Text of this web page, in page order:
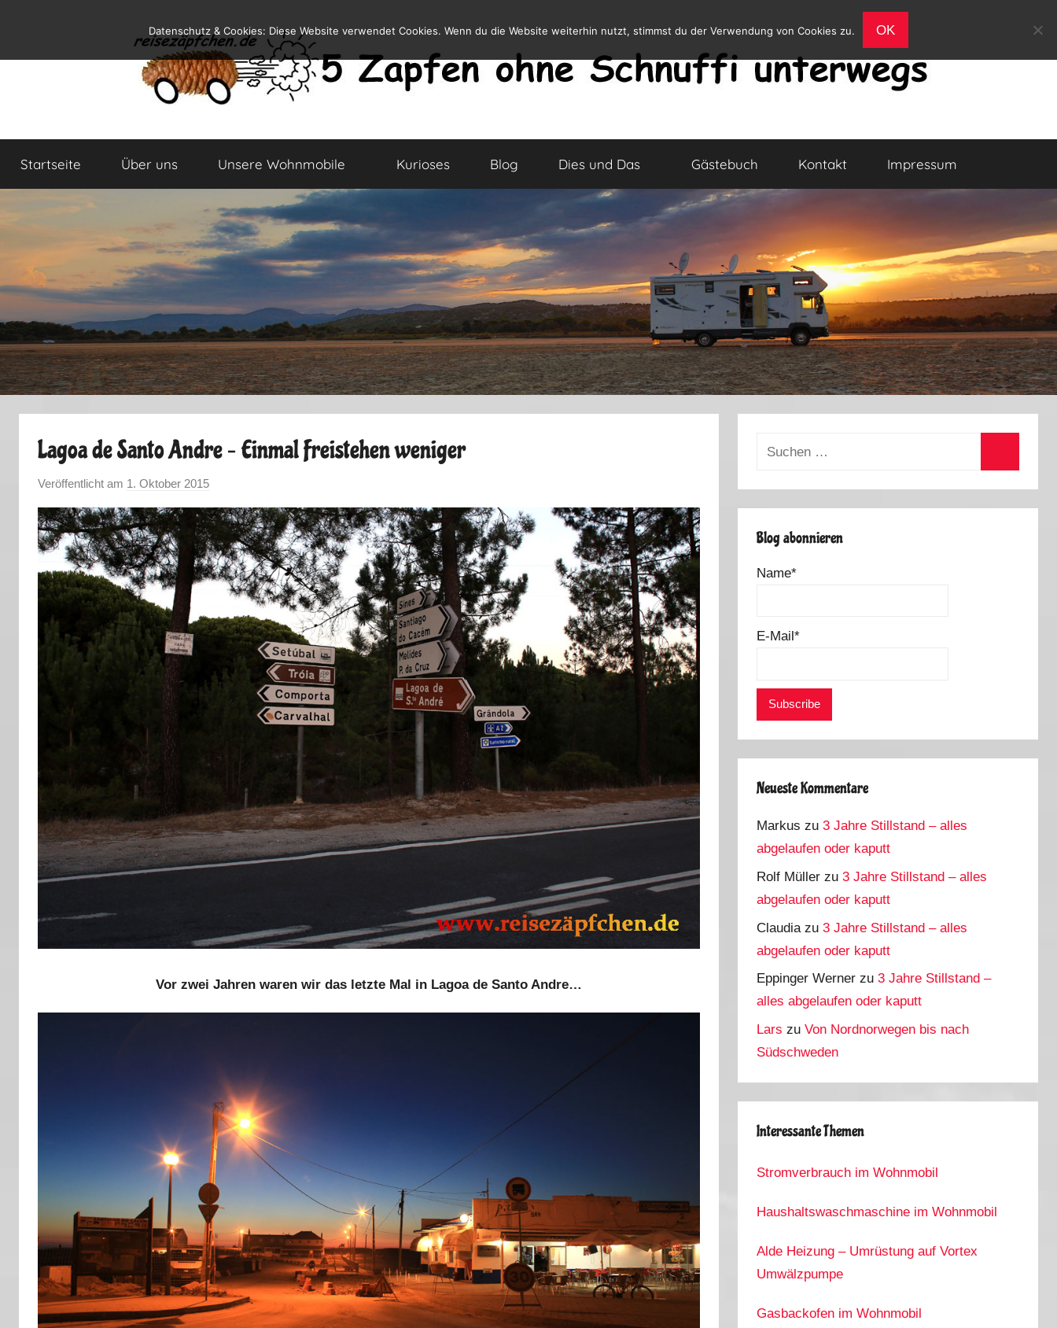
springen
Reiseblog
und
Leben
Startseite Über uns Unsere Wohnmobile Kurioses Blog Dies und Das Gästebuch Kontakt Impressum
Lagoa de Santo Andre – Einmal Freistehen weniger
Veröffentlicht am 1. Oktober 2015
n
M
a
r
u
Vor zwei Jahren waren wir das letzte Mal in Lagoa de Santo Andre…
Suchen
Blog abonnieren
Name*
E-Mail*
Neueste Kommentare
Markus zu3 Jahre Stillstand – alles
abgelaufen oder kaputt
Rolf Müller zu3 Jahre Stillstand – alles
abgelaufen oder kaputt
Claudia zu3 Jahre Stillstand – alles
abgelaufen oder kaputt
Eppinger Werner zu3 Jahre Stillstand –
alles abgelaufen oder kaputt
Lars zuVon Nordnorwegen bis nach
Südschweden
Interessante Themen
Stromverbrauch im Wohnmobil
Haushaltswaschmaschine im Wohnmobil
Alde Heizung – Umrüstung auf Vortex
Umwälzpumpe
Gasbackofen im Wohnmobil
Datenschutz & Cookies: Diese Website verwendet Cookies. Wenn du die Website weiterhin nutzt, stimmst du der Verwendung von Cookies zu. OK